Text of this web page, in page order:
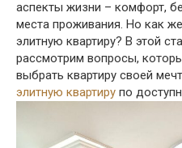
аспекты жизни – комфорт,
места проживания. Но как
элитную квартиру? В этой
рассмотрим вопросы,
выбрать квартиру своей
элитную квартиру по